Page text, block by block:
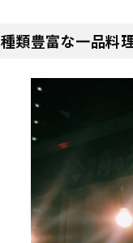
種類豊富な一品料